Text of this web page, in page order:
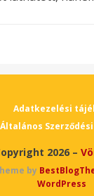
Adatkezelési
Általános
2026 –
by
WordPress